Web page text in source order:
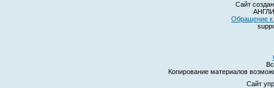
Сайт
Обращение к
Копирование материалов
Сайт